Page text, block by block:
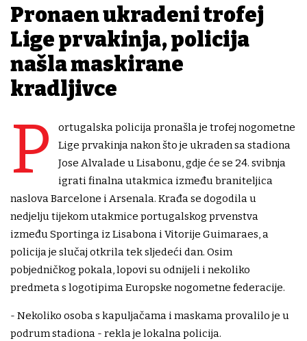
Pronađen ukradeni trofej
Lige prvakinja, policija
našla maskirane
kradljivce
P
ortugalska policija pronašla je trofej nogometne
Lige prvakinja nakon što je ukraden sa stadiona
Jose Alvalade u Lisabonu, gdje će se 24. svibnja
igrati finalna utakmica između braniteljica
naslova Barcelone i Arsenala. Krađa se dogodila u
nedjelju tijekom utakmice portugalskog prvenstva
između Sportinga iz Lisabona i Vitorije Guimaraes, a
policija je slučaj otkrila tek sljedeći dan. Osim
pobjedničkog pokala, lopovi su odnijeli i nekoliko
predmeta s logotipima Europske nogometne federacije.
- Nekoliko osoba s kapuljačama i maskama provalilo je u
podrum stadiona - rekla je lokalna policija.